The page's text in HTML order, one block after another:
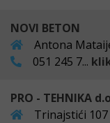
NOVI BETON
Antona
051 245 7...
PRO - TEHNIKA
Trinajstići